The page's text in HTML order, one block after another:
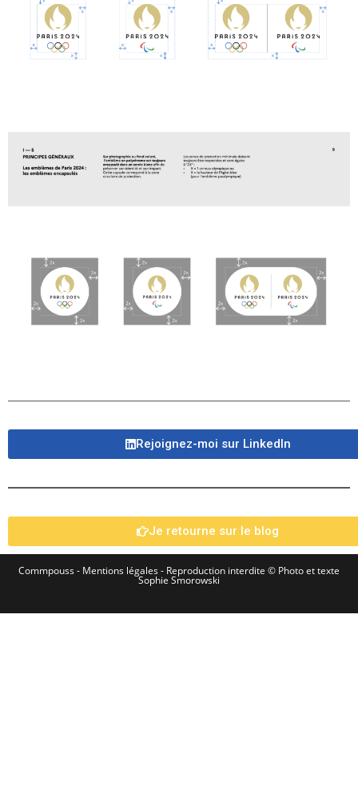
Rejoignez-moi sur LinkedIn​
Je retourne sur le blog
Commpouss - Mentions légales- Reproduction interdite © Photo et texte
Sophie Smorowski